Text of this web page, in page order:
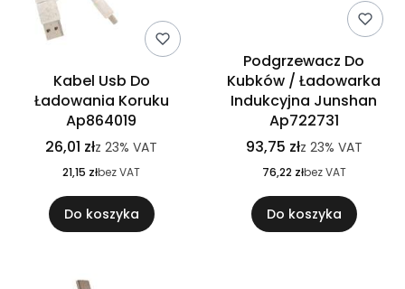
Kabel Usb Do
Ładowania Koruku
Ap864019
26,01 złz 23% VAT
21,15 złbez VAT
Do koszyka
Podgrzewacz Do
Kubków / Ładowarka
Indukcyjna Junshan
Ap722731
93,75 złz 23% VAT
76,22 złbez VAT
Do koszyka